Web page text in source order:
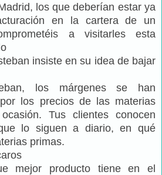
los que deberían estar ya
en la cartera de un
a visitarles esta
insiste en su idea de bajar
los márgenes se han
los precios de las materias
Tus clientes conocen
lo siguen a diario, en qué
primas.
mejor producto tiene en el